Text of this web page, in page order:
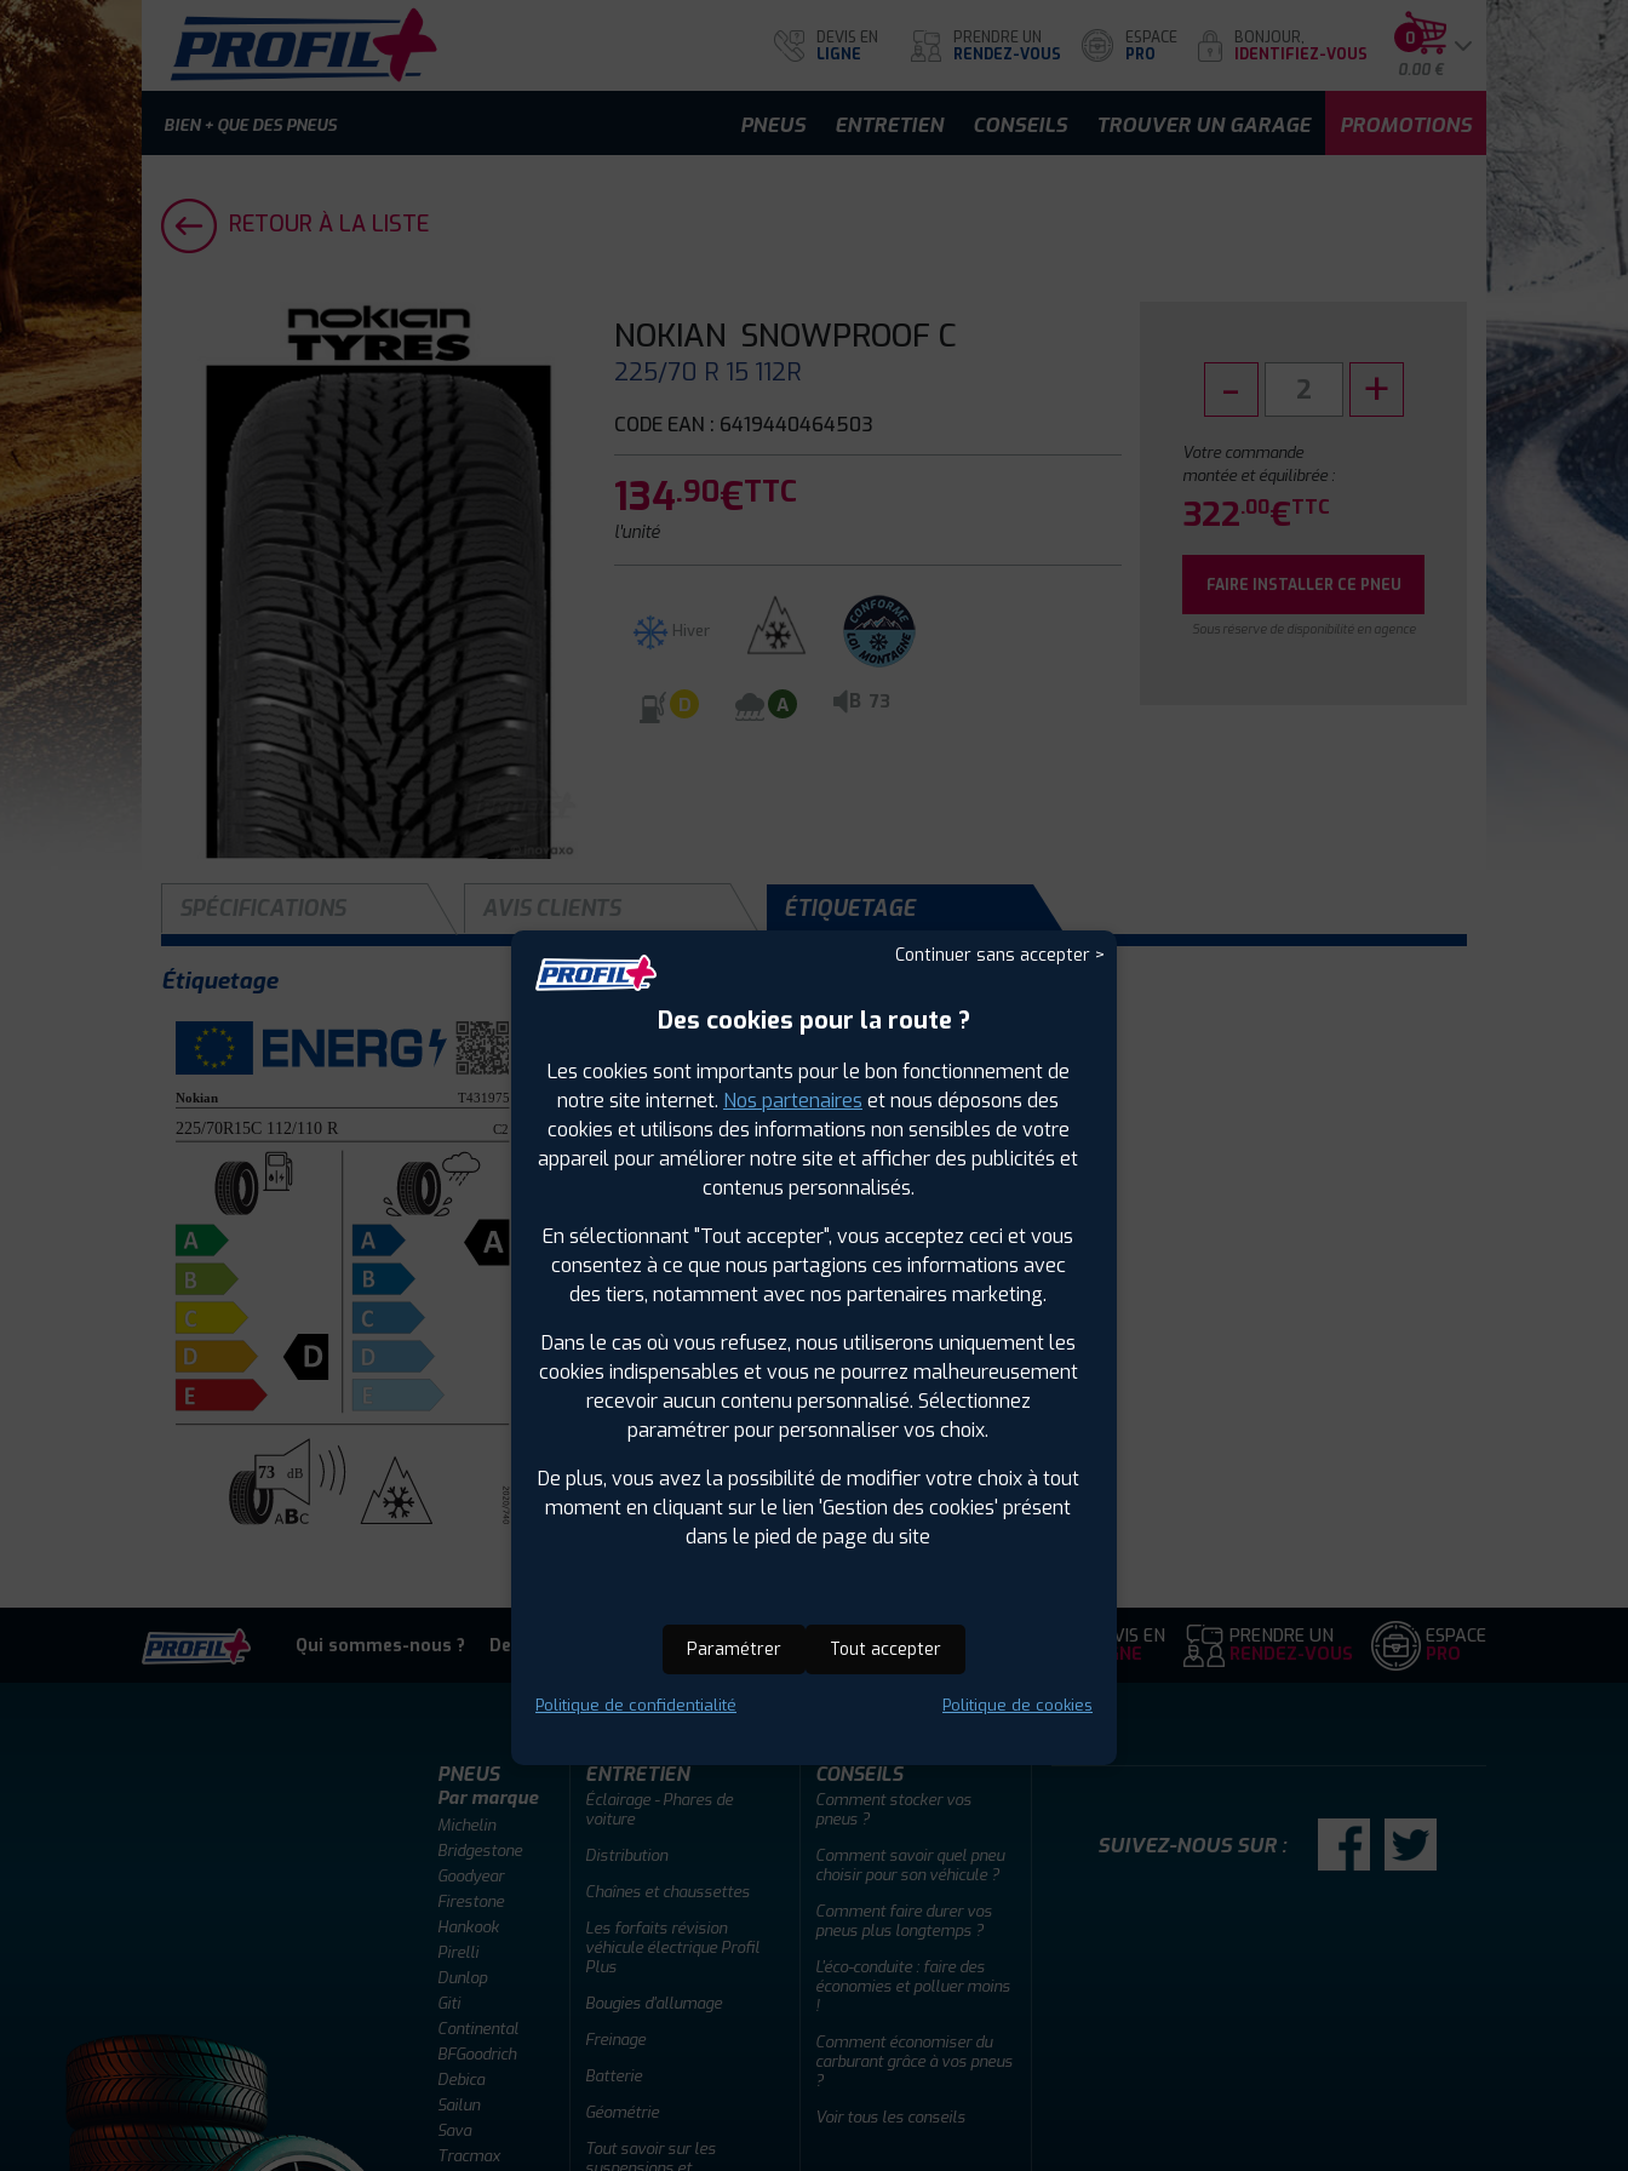
BIEN + QUE DES PNEUS
DEVIS EN
LIGNE
PRENDRE UN
RENDEZ-VOUS
ESPACE
PRO
BONJOUR,
IDENTIFIEZ-VOUS
0
0.00 €
PNEUS ENTRETIEN CONSEILS TROUVER UN GARAGE PROMOTIONS
RETOUR À LA LISTE
NOKIAN SNOWPROOF C
225/70 R 15 112R
CODE EAN : 6419440464503
134.90€TTC
l'unité
Hiver
D A B 73
Votre commande
montée et équilibrée :
322.00€TTC
FAIRE INSTALLER CE PNEU
Sous réserve de disponibilité en agence
SPÉCIFICATIONS AVIS CLIENTS ÉTIQUETAGE
Étiquetage
Hiver
Largeur :225
Hauteur :70
Diamètre :15
Charge :112
Bruit de roulement externe : 73
Résistance au roulement :
Adhérence sur sol mouillé : A
Code EAN :
Qui sommes-nous ? Devenir adherent Offres d'emploi FAQ DEVIS EN
LIGNE
PRENDRE UN
RENDEZ-VOUS
ESPACE
PRO
PNEUS
Par marque
Michelin
Bridgestone
Goodyear
Firestone
Hankook
Pirelli
Dunlop
Giti
Continental
BFGoodrich
Debica
Sailun
Sava
Tracmax
ENTRETIEN
Éclairage - Phares de
voiture
Distribution
Chaînes et chaussettes
Les forfaits révision
véhicule électrique Profil
Plus
Bougies d'allumage
Freinage
Batterie
Géométrie
Tout savoir sur les
CONSEILS
Comment stocker vos
pneus ?
Comment savoir quel pneu
choisir pour son véhicule ?
Comment faire durer vos
pneus plus longtemps ?
L'éco-conduite : faire des
économies et polluer moins
!
Comment économiser du
carburant grâce à vos pneus
?
Voir tous les conseils
SUIVEZ-NOUS SUR :
Continuer sans accepter >
Des cookies pour la route ?
Les cookies sont importants pour le bon fonctionnement de
notre site internet. Nos partenaires et nous déposons des
cookies et utilisons des informations non sensibles de votre
appareil pour améliorer notre site et afficher des publicités et
contenus personnalisés.
En sélectionnant "Tout accepter", vous acceptez ceci et vous
consentez à ce que nous partagions ces informations avec
des tiers, notamment avec nos partenaires marketing.
Dans le cas où vous refusez, nous utiliserons uniquement les
cookies indispensables et vous ne pourrez malheureusement
recevoir aucun contenu personnalisé. Sélectionnez
paramétrer pour personnaliser vos choix.
De plus, vous avez la possibilité de modifier votre choix à tout
moment en cliquant sur le lien 'Gestion des cookies' présent
dans le pied de page du site
Paramétrer Tout accepter
Politique de confidentialité Politique de cookies